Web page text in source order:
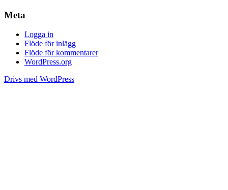
Meta
Logga in
Flöde för inlägg
Flöde för kommentarer
WordPress.org
Drivs med WordPress